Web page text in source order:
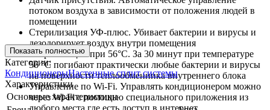
потоком воздуха в зависимости от положения людей в
помещении
Стерилизация УФ-плюс. Убивает бактерии и вирусы и
дезодорирует воздух внутри помещения
Стерилизация при 56°C. За 30 минут при температуре
56 °C погибают практически любые бактерии и вирусы
на поверхности теплообменника внутреннего блока
Управление по Wi-Fi. Управлять кондиционером можно
через Wi-Fi с помощью специального приложения из
Показать полностью
Категории:
КондиционерыНастенные сплит системы
Характеристики
Основные характеристики